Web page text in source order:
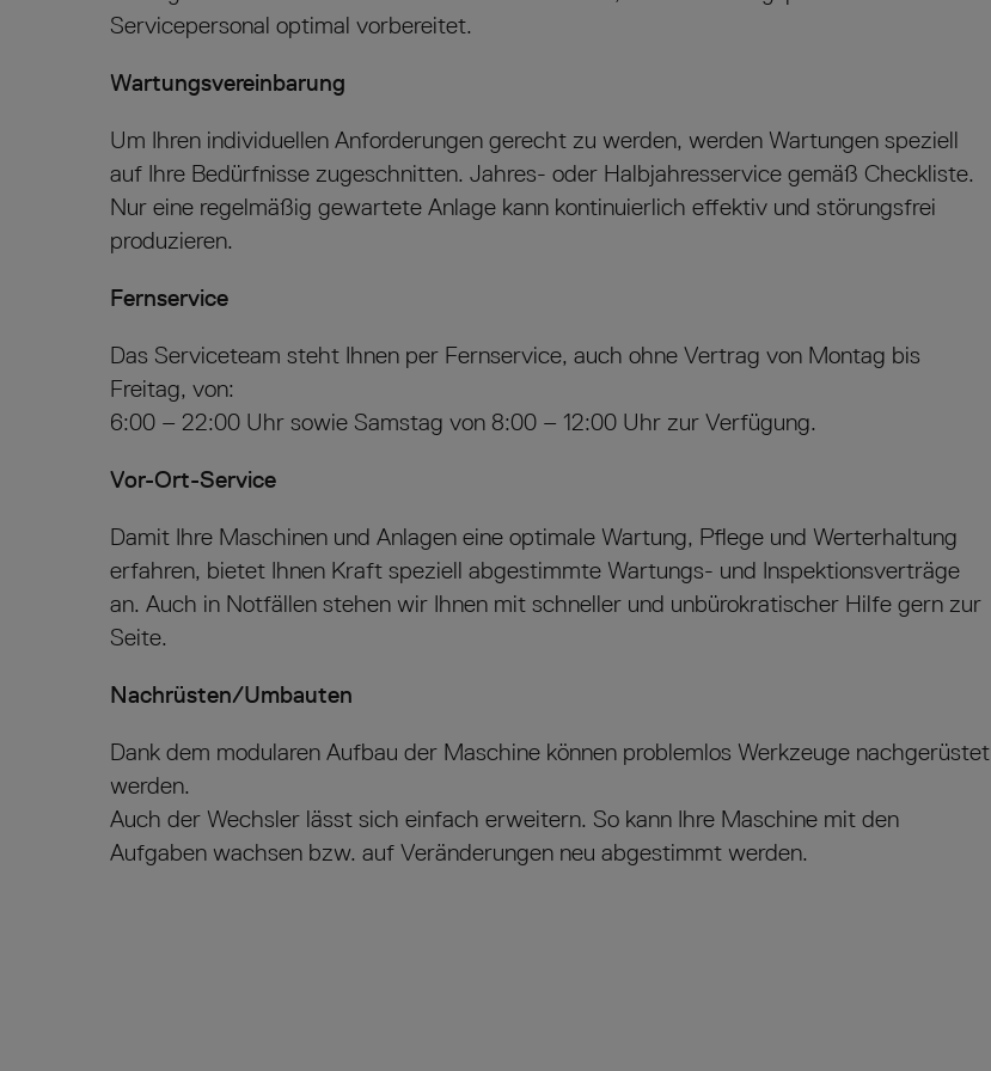
Servicepersonal optimal vorbereitet.
Wartungsvereinbarung
Um Ihren individuellen Anforderungen gerecht zu werden, werden Wartungen speziell
auf Ihre Bedürfnisse zugeschnitten. Jahres- oder Halbjahresservice gemäß Checkliste.
Nur eine regelmäßig gewartete Anlage kann kontinuierlich effektiv und störungsfrei
produzieren.
Fernservice
Das Serviceteam steht Ihnen per Fernservice, auch ohne Vertrag von Montag bis
Freitag, von:
6:00 – 22:00 Uhr sowie Samstag von 8:00 – 12:00 Uhr zur Verfügung.
Vor-Ort-Service
Damit Ihre Maschinen und Anlagen eine optimale Wartung, Pflege und Werterhaltung
erfahren, bietet Ihnen Kraft speziell abgestimmte Wartungs- und Inspektionsverträge
an. Auch in Notfällen stehen wir Ihnen mit schneller und unbürokratischer Hilfe gern zur
Seite.
Nachrüsten/Umbauten
Dank dem modularen Aufbau der Maschine können problemlos Werkzeuge nachgerüstet
werden.
Auch der Wechsler lässt sich einfach erweitern. So kann Ihre Maschine mit den
Aufgaben wachsen bzw. auf Veränderungen neu abgestimmt werden.